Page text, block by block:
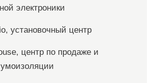
электроники
установочный центр
центр по продаже и